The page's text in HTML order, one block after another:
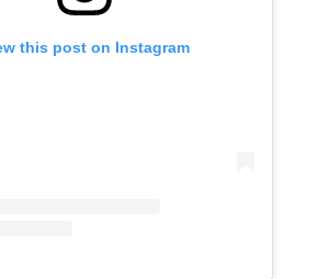
this post on Instagram